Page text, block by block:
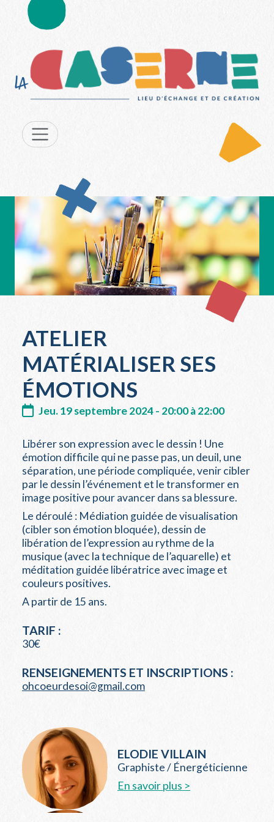
ATELIER
MATÉRIALISER SES
ÉMOTIONS
Jeu. 19 septembre 2024 - 20:00 à 22:00
Libérer son expression avec le dessin ! Une
émotion difficile qui ne passe pas, un deuil, une
séparation, une période compliquée, venir cibler
par le dessin l’événement et le transformer en
image positive pour avancer dans sa blessure.
Le déroulé : Médiation guidée de visualisation
(cibler son émotion bloquée), dessin de
libération de l’expression au rythme de la
musique (avec la technique de l’aquarelle) et
méditation guidée libératrice avec image et
couleurs positives.
A partir de 15 ans.
TARIF :
30€
RENSEIGNEMENTS ET INSCRIPTIONS :
ohcoeurdesoi@gmail.com
ELODIE VILLAIN
Graphiste / Énergéticienne
En savoir plus >